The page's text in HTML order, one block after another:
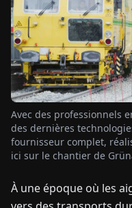
ENDEFRESITNLPLHU
CONTACTEZ-
NOUS
Avec des professionnels
des dernières
fournisseur complet,
ici sur le chantier de
À une époque où les